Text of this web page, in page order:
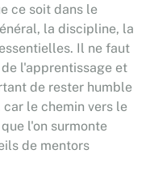
ce soit dans le
la discipline, la
Il ne faut
l'apprentissage et
de rester humble
le chemin vers le
l'on surmonte
de mentors